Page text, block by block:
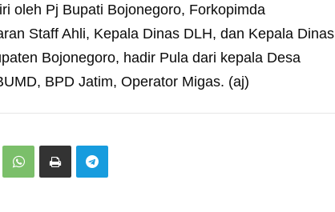
oleh Pj Bupati Bojonegoro, Forkopimda
Staff Ahli, Kepala Dinas DLH, dan Kepala Dinas
Bojonegoro, hadir Pula dari kepala Desa
BPD Jatim, Operator Migas. (aj)